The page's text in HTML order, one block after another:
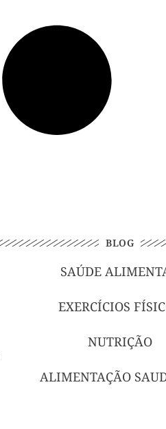
BLOG
SAÚDE
EXERCÍCIOS
NUTRIÇÃO
ALIMENTAÇÃO